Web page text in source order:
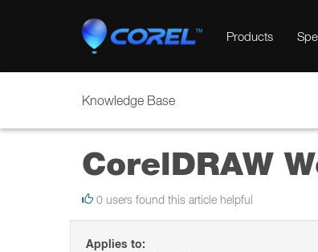
Products
Knowledge Base
CorelDRAW
0 users found this article helpful
Applies to: